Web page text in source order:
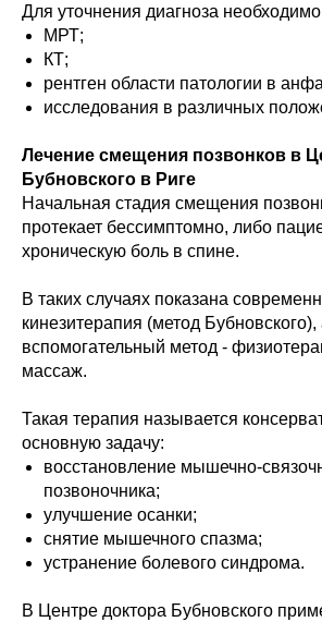
Для уточнения диагноза
МРТ;
КТ;
рентген области патологии в
исследования в различных
Лечение смещения позвонков в
Бубновского в Риге
Начальная стадия смещения
протекает бессимптомно, либо
хроническую боль в спине.
В таких случаях показана
кинезитерапия (метод Бубновского),
вспомогательный метод -
массаж.
Такая терапия называется
основную задачу:
восстановление мышечно-
позвоночника;
улучшение осанки;
снятие мышечного спазма;
устранение болевого синдрома.
В Центре доктора Бубновского